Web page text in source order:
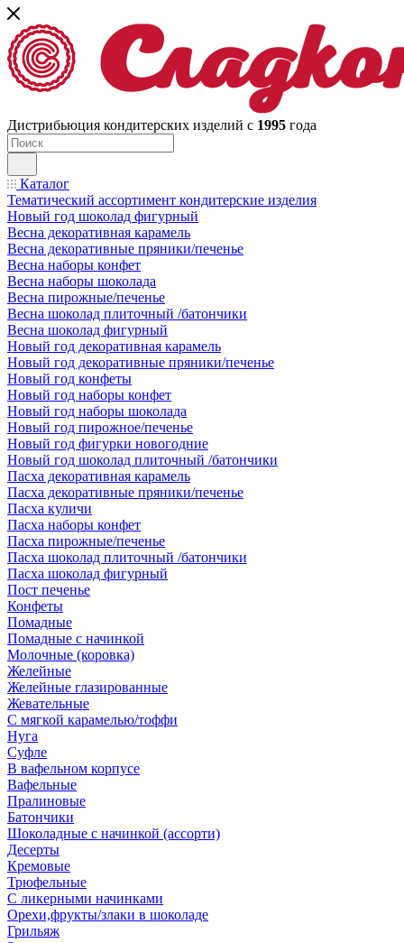
Дистрибьюция кондитерских изделий с 1995 года
Каталог
Тематический ассортимент кондитерские изделия
Новый год шоколад фигурный
Весна декоративная карамель
Весна декоративные пряники/печенье
Весна наборы конфет
Весна наборы шоколада
Весна пирожные/печенье
Весна шоколад плиточный /батончики
Весна шоколад фигурный
Новый год декоративная карамель
Новый год декоративные пряники/печенье
Новый год конфеты
Новый год наборы конфет
Новый год наборы шоколада
Новый год пирожное/печенье
Новый год фигурки новогодние
Новый год шоколад плиточный /батончики
Пасха декоративная карамель
Пасха декоративные пряники/печенье
Пасха куличи
Пасха наборы конфет
Пасха пирожные/печенье
Пасха шоколад плиточный /батончики
Пасха шоколад фигурный
Пост печенье
Конфеты
Помадные
Помадные с начинкой
Молочные (коровка)
Желейные
Желейные глазированные
Жевательные
С мягкой карамелью/тоффи
Нуга
Суфле
В вафельном корпусе
Вафельные
Пралиновые
Батончики
Шоколадные с начинкой (ассорти)
Десерты
Кремовые
Трюфельные
С ликерными начинками
Орехи,фрукты/злаки в шоколаде
Грильяж